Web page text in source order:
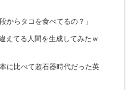
からタコを食べてるの？」
えてる人間を生成してみたｗ
に比べて超石器時代だった英